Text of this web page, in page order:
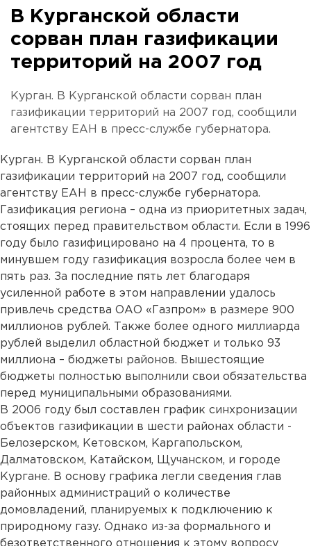
В Курганской области
сорван план газификации
территорий на 2007 год
Курган. В Курганской области сорван план
газификации территорий на 2007 год, сообщили
агентству ЕАН в пресс-службе губернатора.
Курган. В Курганской области сорван план
газификации территорий на 2007 год, сообщили
агентству ЕАН в пресс-службе губернатора.
Газификация региона – одна из приоритетных задач,
стоящих перед правительством области. Если в 1996
году было газифицировано на 4 процента, то в
минувшем году газификация возросла более чем в
пять раз. За последние пять лет благодаря
усиленной работе в этом направлении удалось
привлечь средства ОАО «Газпром» в размере 900
миллионов рублей. Также более одного миллиарда
рублей выделил областной бюджет и только 93
миллиона – бюджеты районов. Вышестоящие
бюджеты полностью выполнили свои обязательства
перед муниципальными образованиями.
В 2006 году был составлен график синхронизации
объектов газификации в шести районах области -
Белозерском, Кетовском, Каргапольском,
Далматовском, Катайском, Щучанском, и городе
Кургане. В основу графика легли сведения глав
районных администраций о количестве
домовладений, планируемых к подключению к
природному газу. Однако из-за формального и
безответственного отношения к этому вопросу